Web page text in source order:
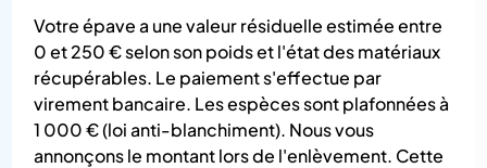
Votre épave a une valeur résiduelle estimée entre
0 et 250 € selon son poids et l'état des matériaux
récupérables. Le paiement s'effectue par
virement bancaire. Les espèces sont plafonnées à
1 000 € (loi anti-blanchiment). Nous vous
annonçons le montant lors de l'enlèvement. Cette